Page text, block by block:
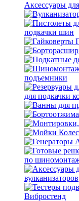
Аксессуары
подкачки шин
подъемники
для подкачки
по
вулканизаторов
Вибростенд